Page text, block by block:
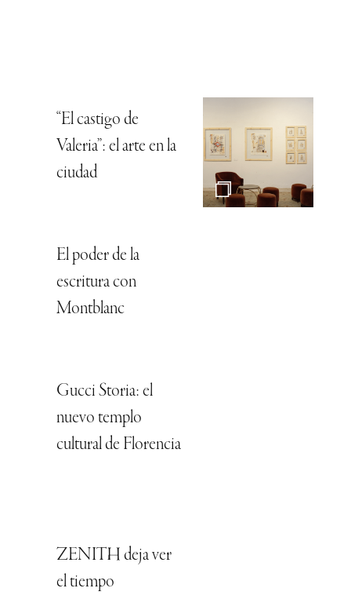
“El castigo de
Valeria”: el arte en la
ciudad
El poder de la
escritura con
Montblanc
Gucci Storia: el
nuevo templo
cultural de Florencia
ZENITH deja ver
el tiempo